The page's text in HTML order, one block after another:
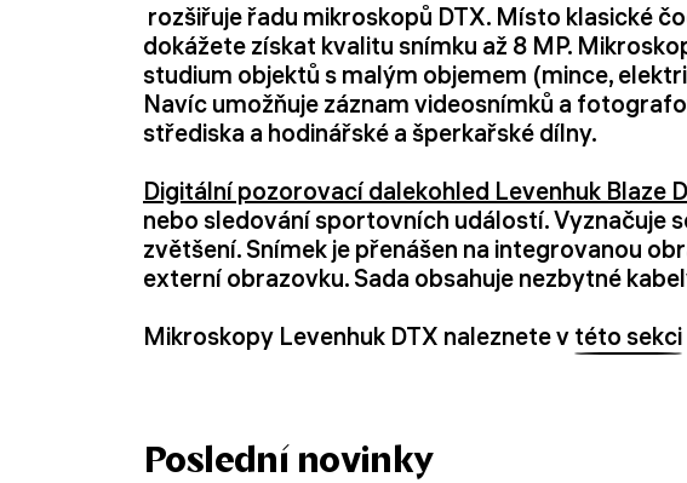
rozšiřuje řadu mikroskopů DTX. Místo klasické
dokážete získat kvalitu snímku až 8 MP.
studium objektů s malým objemem (mince,
Navíc umožňuje záznam videosnímků a
střediska a hodinářské a šperkařské dílny.
Digitální pozorovací dalekohled Levenhuk Blaze
nebo sledování sportovních událostí.
zvětšení. Snímek je přenášen na integrovanou
externí obrazovku. Sada obsahuje nezbytné
Mikroskopy Levenhuk DTX naleznete v této sekci
Poslední novinky